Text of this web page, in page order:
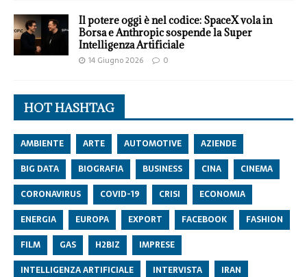
Il potere oggi è nel codice: SpaceX vola in
Borsa e Anthropic sospende la Super
Intelligenza Artificiale
14 Giugno 2026 0
HOT HASHTAG
AMBIENTE ARTE AUTOMOTIVE
AZIENDE
BIG DATA
BIOGRAFIA BUSINESS CINA
CINEMA
CORONAVIRUS
COVID-19 CRISI
ECONOMIA
ENERGIA
EUROPA EXPORT FACEBOOK
FASHION
FILM
GAS H2BIZ
IMPRESE
INTELLIGENZA ARTIFICIALE
INTERVISTA IRAN